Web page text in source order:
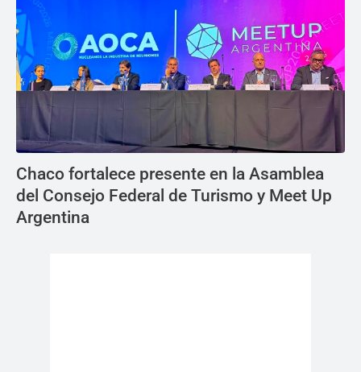
Chaco fortalece presente en la Asamblea
del Consejo Federal de Turismo y Meet Up
Argentina